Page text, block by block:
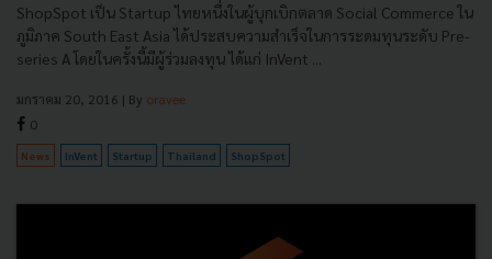
ShopSpot เป็น Startup ไทยหนึ่งในผู้บุกเบิกตลาด Social Commerce ใน
ภูมิภาค South East Asia ได้ประสบความสำเร็จในการระดมทุนระดับ Pre-
series A โดยในครั้งนี้มีผู้ร่วมลงทุน ได้แก่ InVent ...
มกราคม 20, 2016 | By oravee
0
News InVent Startup Thailand ShopSpot